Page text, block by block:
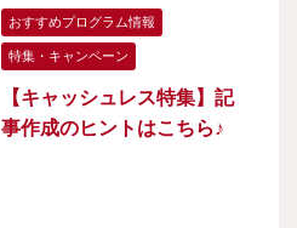
おすすめプログラム情報
特集・キャンペーン
【キャッシュレス特集】記
事作成のヒントはこちら♪